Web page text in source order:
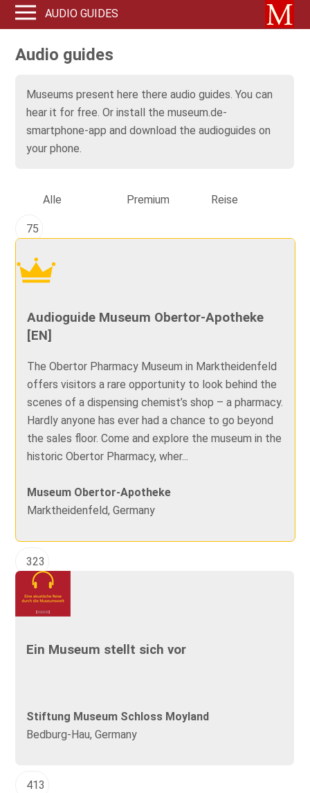
AUDIO GUIDES
Audio guides
Museums present here there audio guides. You can
hear it for free. Or install the museum.de-
smartphone-app and download the audioguides on
your phone.
Alle Premium Reise
75
Audioguide Museum Obertor-Apotheke
[EN]
The Obertor Pharmacy Museum in Marktheidenfeld
offers visitors a rare opportunity to look behind the
scenes of a dispensing chemist’s shop – a pharmacy.
Hardly anyone has ever had a chance to go beyond
the sales floor. Come and explore the museum in the
historic Obertor Pharmacy, wher...
Museum Obertor-Apotheke
Marktheidenfeld, Germany
323
Ein Museum stellt sich vor
Stiftung Museum Schloss Moyland
Bedburg-Hau, Germany
413